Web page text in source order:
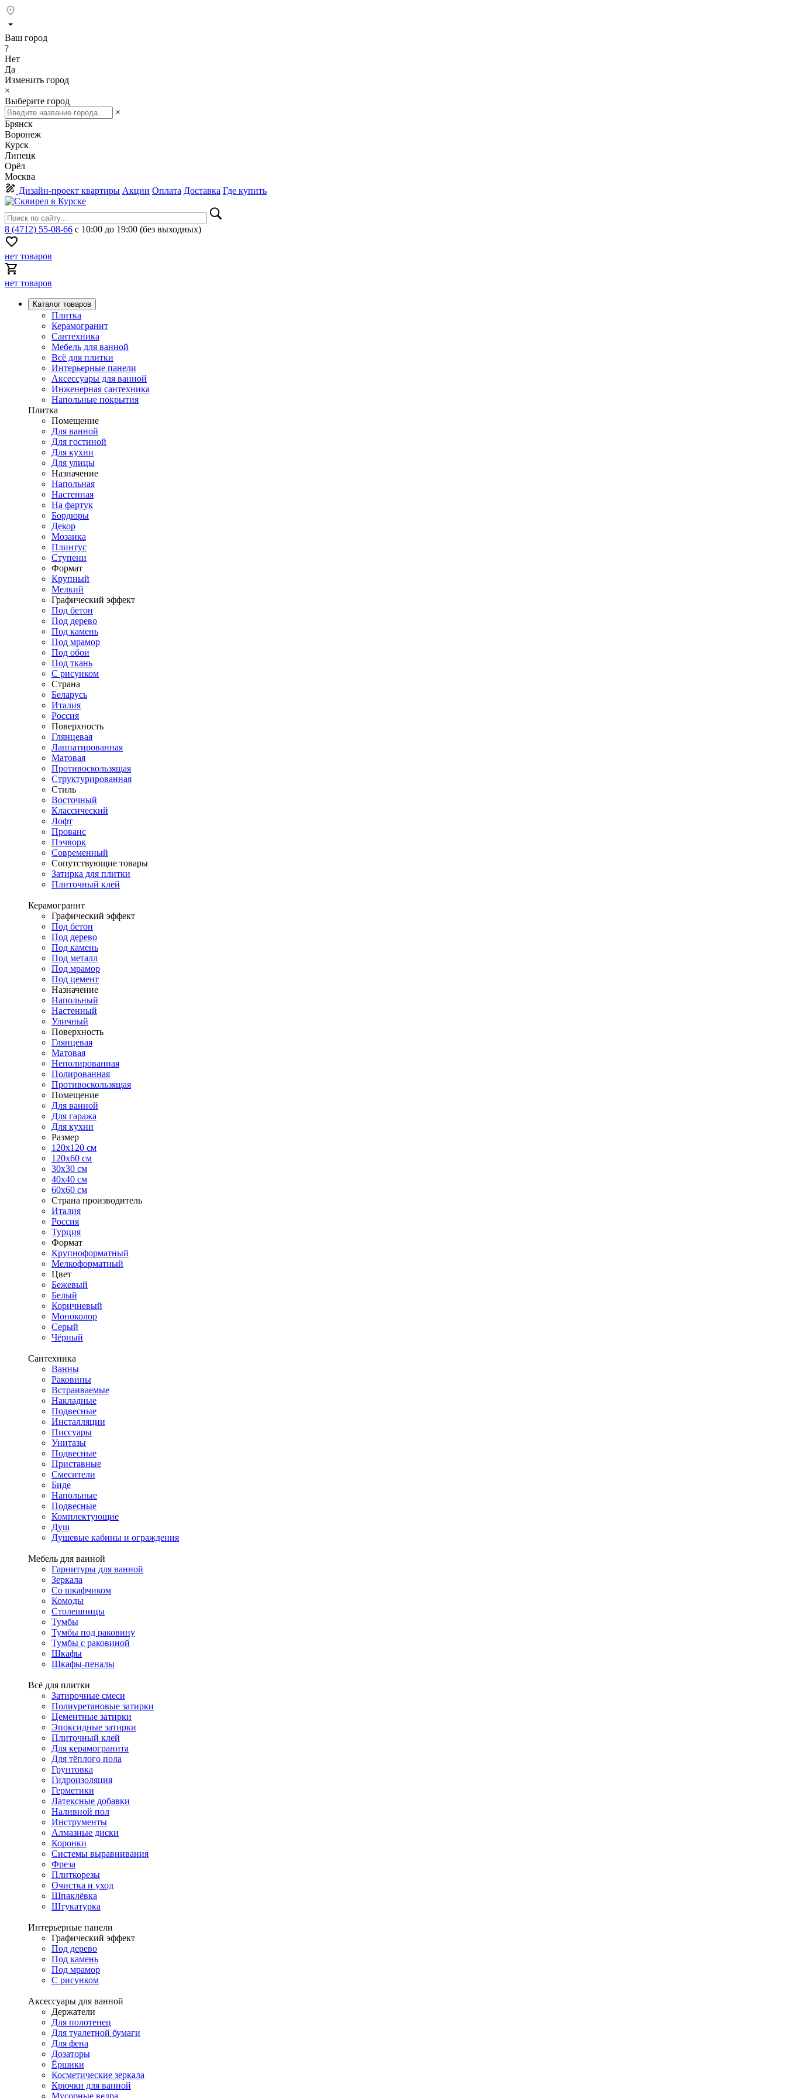
Ваш город
?
Нет
Да
Изменить город
×
Выберите город
×
Брянск
Воронеж
Курск
Липецк
Орёл
Москва
Дизайн-проект квартиры Акции Оплата Доставка Где купить
8 (4712) 55-08-66 с 10:00 до 19:00 (без выходных)
нет товаров
нет товаров
Каталог товаров
Плитка
Керамогранит
Сантехника
Мебель для ванной
Всё для плитки
Интерьерные панели
Аксессуары для ванной
Инженерная сантехника
Напольные покрытия
Плитка
Помещение
Для ванной
Для гостиной
Для кухни
Для улицы
Назначение
Напольная
Настенная
На фартук
Бордюры
Декор
Мозаика
Плинтус
Ступени
Формат
Крупный
Мелкий
Графический эффект
Под бетон
Под дерево
Под камень
Под мрамор
Под обои
Под ткань
С рисунком
Страна
Беларусь
Италия
Россия
Поверхность
Глянцевая
Лаппатированная
Матовая
Противоскользящая
Структурированная
Стиль
Восточный
Классический
Лофт
Прованс
Пэчворк
Современный
Сопутствующие товары
Затирка для плитки
Плиточный клей
Керамогранит
Графический эффект
Под бетон
Под дерево
Под камень
Под металл
Под мрамор
Под цемент
Назначение
Напольный
Настенный
Уличный
Поверхность
Глянцевая
Матовая
Неполированная
Полированная
Противоскользящая
Помещение
Для ванной
Для гаража
Для кухни
Размер
120x120 см
120x60 см
30x30 см
40x40 см
60x60 см
Страна производитель
Италия
Россия
Турция
Формат
Крупноформатный
Мелкоформатный
Цвет
Бежевый
Белый
Коричневый
Моноколор
Серый
Чёрный
Сантехника
Ванны
Раковины
Встраиваемые
Накладные
Подвесные
Инсталляции
Писсуары
Унитазы
Подвесные
Приставные
Смесители
Биде
Напольные
Подвесные
Комплектующие
Душ
Душевые кабины и ограждения
Мебель для ванной
Гарнитуры для ванной
Зеркала
Со шкафчиком
Комоды
Столешницы
Тумбы
Тумбы под раковину
Тумбы с раковиной
Шкафы
Шкафы-пеналы
Всё для плитки
Затирочные смеси
Полиуретановые затирки
Цементные затирки
Эпоксидные затирки
Плиточный клей
Для керамогранита
Для тёплого пола
Грунтовка
Гидроизоляция
Герметики
Латексные добавки
Наливной пол
Инструменты
Алмазные диски
Коронки
Системы выравнивания
Фреза
Плиткорезы
Очистка и уход
Шпаклёвка
Штукатурка
Интерьерные панели
Графический эффект
Под дерево
Под камень
Под мрамор
С рисунком
Аксессуары для ванной
Держатели
Для полотенец
Для туалетной бумаги
Для фена
Дозаторы
Ёршики
Косметические зеркала
Крючки для ванной
Мусорные ведра